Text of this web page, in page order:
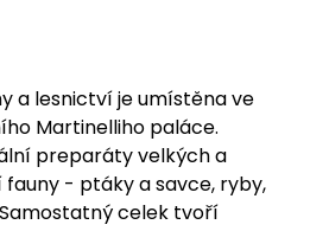
a lesnictví je umístěna ve
Martinelliho paláce.
preparáty velkých a
- ptáky a savce, ryby,
celek tvoří